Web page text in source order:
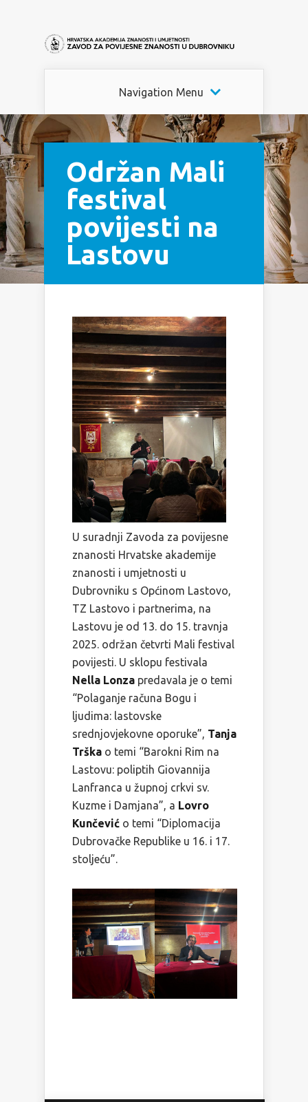
Navigation Menu
Održan Mali
festival
povijesti na
Lastovu
U suradnji Zavoda za povijesne
znanosti Hrvatske akademije
znanosti i umjetnosti u
Dubrovniku s Općinom Lastovo,
TZ Lastovo i partnerima, na
Lastovu je od 13. do 15. travnja
2025. održan četvrti Mali festival
povijesti. U sklopu festivala
Nella Lonza predavala je o temi
“Polaganje računa Bogu i
ljudima: lastovske
srednjovjekovne oporuke”, Tanja
Trška o temi “Barokni Rim na
Lastovu: poliptih Giovannija
Lanfranca u župnoj crkvi sv.
Kuzme i Damjana”, a Lovro
Kunčević o temi “Diplomacija
Dubrovačke Republike u 16. i 17.
stoljeću”.